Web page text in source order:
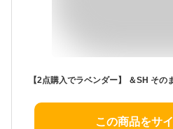
この商品をサ